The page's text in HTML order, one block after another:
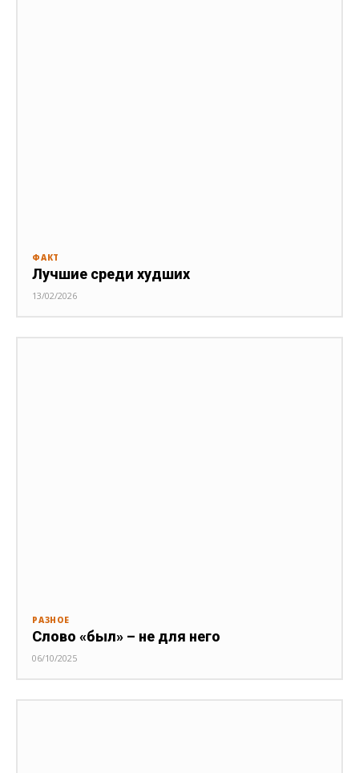
ФАКТ
Лучшие среди худших
13/02/2026
РАЗНОЕ
Слово «был» – не для него
06/10/2025